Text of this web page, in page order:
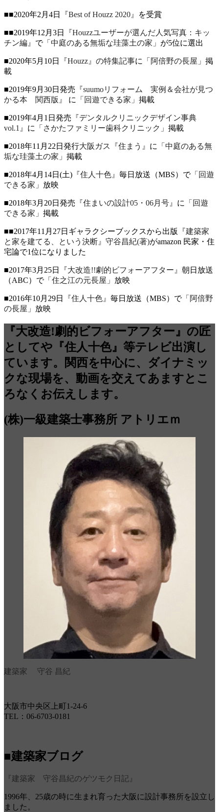
■■2020年2月4日 『Best of Houzz 2020』 を受賞
■■2019年12月3日
『Houzzユーザーが選んだ人気写真：キッ
チン編』 で「中庭のある無垢な珪藻土の家」 が5位に選出
■2020年5月10日 『Houzz』の特集記事に 「阿倍野の長屋」 掲
載
■2019年9月30日発売 『suumoリフォーム 実例＆会社が見つ
かる本 関西版』
に 「回遊できる家」 掲載
■2019年4月1日発売 『デンタルクリニックデザイン事典
vol.1』 に 「さかたファミリー歯科クリニック」 掲載
■2018年11月22日発行大阪ガス『住まう』 に
「中庭のある無
垢な珪藻土の家」 掲載
■2018年4月14日(土) 『住人十色』 毎日放送（MBS）で「回遊
できる家」 放映
■2018年3月20日発売 『住まいの設計05・06月号』 に
「回遊
できる家」 掲載
■■2017年11月27日ギャラクシーブックスから出版
『建築家
と家を建てる、という決断』守谷昌紀(著)がamazon 民家・住
宅論で1位になりました
■2017年3月25日 『大改造!!劇的ビフォーアフター』 朝日放送
（ABC）で「住之江の元長屋」 放映
■2016年10月29日 『住人十色』 毎日放送（MBS）で「阿倍野
の長屋」 放映
『大改造!劇的ビフォーアフター』の匠
としてや『住人十色』等テレビ出演し
ています。関西を中心に、ダイナミッ
クな現場を、動画を交えてあますとこ
ろなくお伝えします。
(株)一級建築士事務所 アトリエｍ
建築家 守谷 昌紀
大阪市中央区上町1-24-6
TEL：06-6703-0181
■建築家ブログ
『建築家 守谷昌紀のゲツモク日記』
1996年、25歳の時に生まれ育った大阪に設計事務所を設立し
ました。